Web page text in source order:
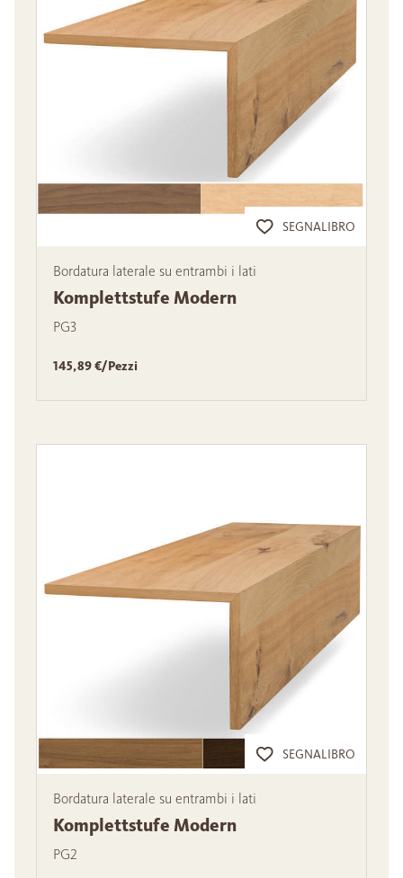
SEGNALIBRO
Bordatura laterale su entrambi i lati
Komplettstufe Modern
PG3
145,89 €/Pezzi
SEGNALIBRO
Bordatura laterale su entrambi i lati
Komplettstufe Modern
PG2